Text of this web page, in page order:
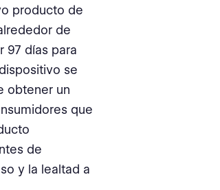
producto de
de
97 días para
se
obtener un
que
de
y la lealtad a